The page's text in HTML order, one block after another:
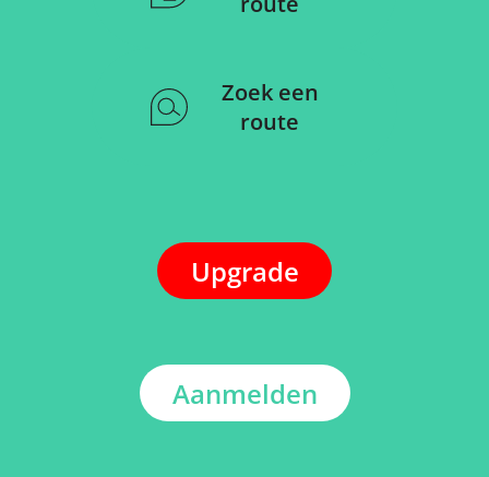
Zoek een
route
Upgrade
Aanmelden